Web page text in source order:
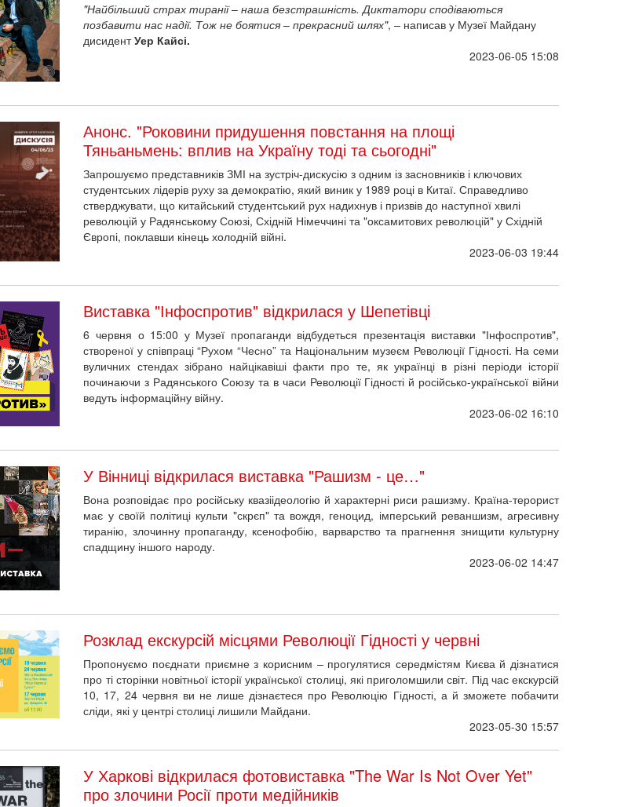
"Найбільший страх тиранії– наша безстрашність. Диктатори сподіваються
позбавити нас надії. Тож не боятися– прекрасний шлях", – написав у Музеї Майдану
дисидентУер Кайсі.
2023-06-05 15:08
Анонс. "Роковини придушення повстання на площі
Тяньаньмень: вплив на Україну тоді та сьогодні"
Запрошуємо представників ЗМІ на зустріч-дискусію з одним із засновників і ключових
студентських лідерів руху за демократію, який виник у 1989 році в Китаї. Справедливо
стверджувати, що китайський студентський рух надихнув і призвів до наступної хвилі
революцій у Радянському Союзі, Східній Німеччині та "оксамитових революцій" у Східній
Європі, поклавши кінець холодній війні.
2023-06-03 19:44
Виставка "Інфоспротив" відкрилася у Шепетівці
6 червня о 15:00 у Музеї пропаганди відбудеться презентація виставки "Інфоспротив",
створеної у співпраці “Рухом “Чесно” та Національним музеєм Революції Гідності. На семи
вуличних стендах зібрано найцікавіші факти про те, як українці в різні періоди історії
починаючи з Радянського Союзу та в часи Революції Гідності й російсько-української війни
ведуть інформаційну війну.
2023-06-02 16:10
У Вінниці відкрилася виставка "Рашизм - це…"
Вона розповідає про російську квазіідеологію й характерні риси рашизму. Країна-терорист
має у своїй політиці культи "скрєп" та вождя, геноцид, імперський реваншизм, агресивну
тиранію, злочинну пропаганду, ксенофобію, варварство та прагнення знищити культурну
спадщину іншого народу.
2023-06-02 14:47
Розклад екскурсій місцями Революції Гідності у червні
Пропонуємо поєднати приємне з корисним – прогулятися середмістям Києва й дізнатися
про ті сторінки новітньої історії української столиці, які приголомшили світ. Під час екскурсій
10, 17, 24 червня ви не лише дізнаєтеся про Революцію Гідності, а й зможете побачити
сліди, які у центрі столиці лишили Майдани.
2023-05-30 15:57
У Харкові відкрилася фотовиставка "The War Is Not Over Yet"
про злочини Росії проти медійників